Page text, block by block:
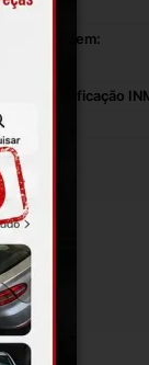
Embalagem:
certificação